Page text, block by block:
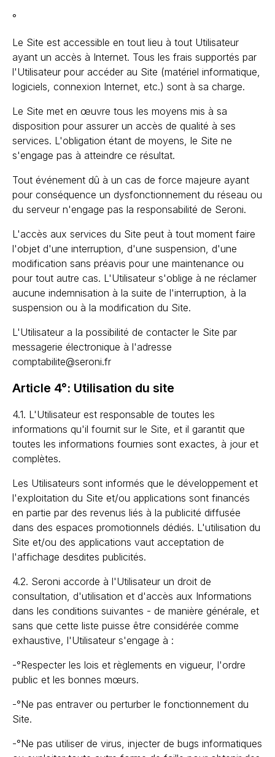
°
Le Site est accessible en tout lieu à tout Utilisateur
ayant un accès à Internet. Tous les frais supportés par
l'Utilisateur pour accéder au Site (matériel informatique,
logiciels, connexion Internet, etc.) sont à sa charge.
Le Site met en œuvre tous les moyens mis à sa
disposition pour assurer un accès de qualité à ses
services. L'obligation étant de moyens, le Site ne
s'engage pas à atteindre ce résultat.
Tout événement dû à un cas de force majeure ayant
pour conséquence un dysfonctionnement du réseau ou
du serveur n'engage pas la responsabilité de Seroni.
L'accès aux services du Site peut à tout moment faire
l'objet d'une interruption, d'une suspension, d'une
modification sans préavis pour une maintenance ou
pour tout autre cas. L'Utilisateur s'oblige à ne réclamer
aucune indemnisation à la suite de l'interruption, à la
suspension ou à la modification du Site.
L'Utilisateur a la possibilité de contacter le Site par
messagerie électronique à l'adresse
comptabilite@seroni.fr
Article 4°: Utilisation du site
4.1. L'Utilisateur est responsable de toutes les
informations qu'il fournit sur le Site, et il garantit que
toutes les informations fournies sont exactes, à jour et
complètes.
Les Utilisateurs sont informés que le développement et
l'exploitation du Site et/ou applications sont financés
en partie par des revenus liés à la publicité diffusée
dans des espaces promotionnels dédiés. L'utilisation du
Site et/ou des applications vaut acceptation de
l'affichage desdites publicités.
4.2. Seroni accorde à l'Utilisateur un droit de
consultation, d'utilisation et d'accès aux Informations
dans les conditions suivantes - de manière générale, et
sans que cette liste puisse être considérée comme
exhaustive, l'Utilisateur s'engage à :
-°Respecter les lois et règlements en vigueur, l'ordre
public et les bonnes mœurs.
-°Ne pas entraver ou perturber le fonctionnement du
Site.
-°Ne pas utiliser de virus, injecter de bugs informatiques